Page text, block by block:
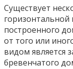
Существует
горизонтальной
построенного
от того или
видом является
бревенчатого